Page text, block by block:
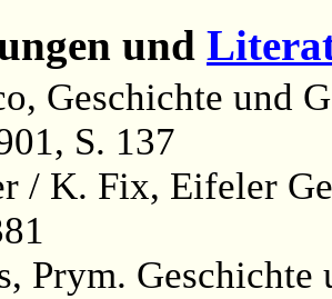
und
Geschichte und
S. 137
/ K. Fix, Eifeler
Prym. Geschichte